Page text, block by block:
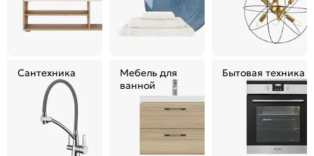
Сантехника
Мебель для
ванной
Бытовая техника